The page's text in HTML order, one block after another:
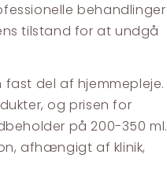
behandlinger
tilstand for at undgå
del af hjemmepleje.
og prisen for
på 200-350 ml.
afhængigt af klinik,